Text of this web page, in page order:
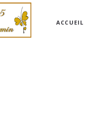
ACCUEIL